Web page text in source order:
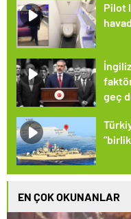
Pilot
geç
EN ÇOK OKUNANLAR